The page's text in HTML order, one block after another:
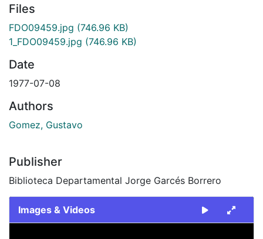
Files
FDO09459.jpg (746.96 KB)
1_FDO09459.jpg (746.96 KB)
Date
1977-07-08
Authors
Gomez, Gustavo
Publisher
Biblioteca Departamental Jorge Garcés Borrero
Images & Videos